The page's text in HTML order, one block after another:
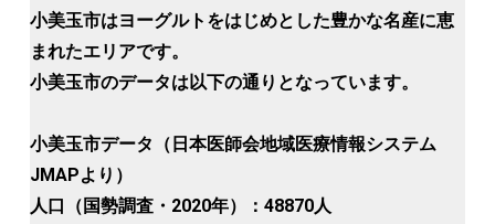
小美玉市はヨーグルトをはじめとした豊かな名産に恵
まれたエリアです。
小美玉市のデータは以下の通りとなっています。
小美玉市データ（日本医師会地域医療情報システム
JMAPより）
人口（国勢調査・2020年）：48870人